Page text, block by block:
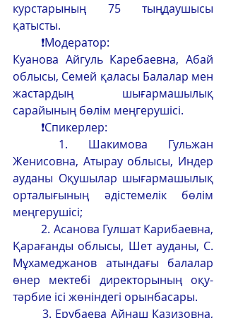
курстарының 75 тыңдаушысы
қатысты.
	❗Модератор:
Куанова Айгуль Каребаевна, Абай
облысы, Семей қаласы Балалар мен
жастардың шығармашылық
сарайының бөлім меңгерушісі.
	❗Спикерлер:
Женисовна, Атырау облысы, Индер
ауданы Оқушылар шығармашылық
орталығының әдістемелік бөлім
меңгерушісі;
	2. Асанова Гулшат Карибаевна,
Қарағанды облысы, Шет ауданы, С.
Мұхамеджанов атындағы балалар
өнер мектебі директорының оқу-
тәрбие ісі жөніндегі орынбасары.